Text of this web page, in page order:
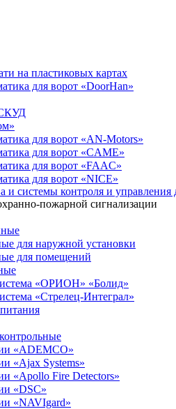
на пластиковых картах
для ворот «DoorHan»
для ворот «AN-Motors»
для ворот «CAME»
для ворот «FAAC»
для ворот «NICE»
и системы контроля и управления
пожарной сигнализации
для наружной установки
для помещений
«ОРИОН» «Болид»
«Стрелец-Интеграл»
«ADEMCO»
«Ajax Systems»
«Apollo Fire Detectors»
«DSC»
«NAVIgard»